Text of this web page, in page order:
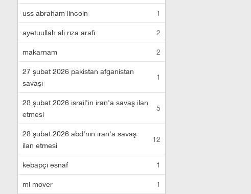
uss abraham lincoln 1
ayetuullah ali rıza arafi 2
makarnam 2
27 şubat 2026 pakistan afganistan
savaşı
1
28 şubat 2026 israil'in iran'a savaş ilan
etmesi
5
28 şubat 2026 abd'nin iran'a savaş
ilan etmesi
12
kebapçı esnaf 1
mi mover 1